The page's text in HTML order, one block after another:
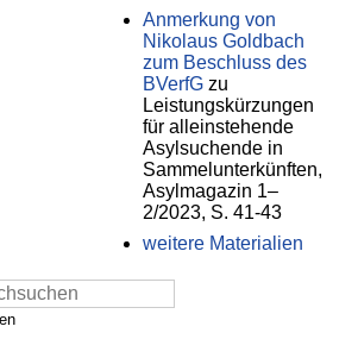
Anmerkung von
Nikolaus Goldbach
zum Beschluss des
BVerfG zu
Leistungskürzungen
für alleinstehende
Asylsuchende in
Sammelunterkünften,
Asylmagazin 1–
2/2023, S. 41-43
weitere Materialien